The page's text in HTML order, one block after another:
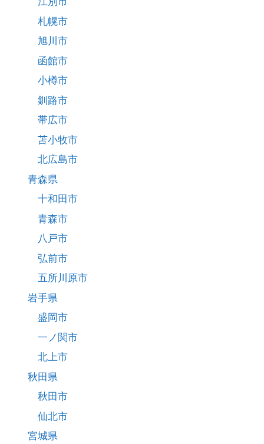
札幌市
旭川市
函館市
小樽市
釧路市
帯広市
苫小牧市
北広島市
青森県
十和田市
青森市
八戸市
弘前市
五所川原市
岩手県
盛岡市
一ノ関市
北上市
秋田県
秋田市
仙北市
宮城県